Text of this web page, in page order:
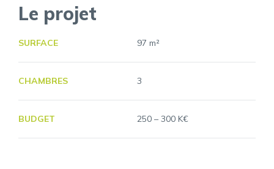
Le projet
SURFACE 97 m²
CHAMBRES 3
BUDGET 250 – 300 K€